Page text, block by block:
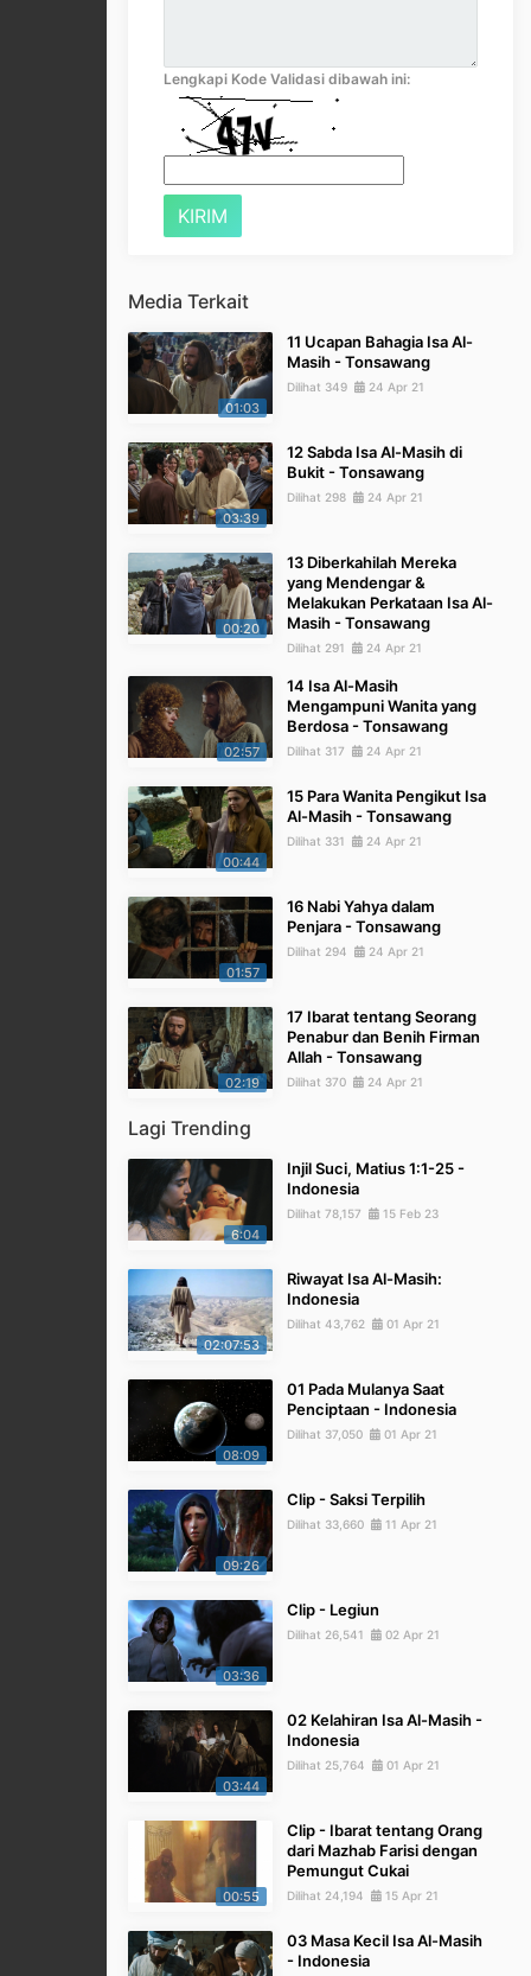
Lengkapi Kode Validasi dibawah ini:
Media Terkait
01:03
11 Ucapan Bahagia Isa Al-
Masih - Tonsawang
Dilihat 349 24 Apr 21
03:39
12 Sabda Isa Al-Masih di
Bukit - Tonsawang
Dilihat 298 24 Apr 21
00:20
13 Diberkahilah Mereka
yang Mendengar &
Melakukan Perkataan Isa Al-
Masih - Tonsawang
Dilihat 291 24 Apr 21
02:57
14 Isa Al-Masih
Mengampuni Wanita yang
Berdosa - Tonsawang
Dilihat 317 24 Apr 21
00:44
15 Para Wanita Pengikut Isa
Al-Masih - Tonsawang
Dilihat 331 24 Apr 21
01:57
16 Nabi Yahya dalam
Penjara - Tonsawang
Dilihat 294 24 Apr 21
02:19
17 Ibarat tentang Seorang
Penabur dan Benih Firman
Allah - Tonsawang
Dilihat 370 24 Apr 21
Lagi Trending
6:04
Injil Suci, Matius 1:1-25 -
Indonesia
Dilihat 78,157 15 Feb 23
02:07:53
Riwayat Isa Al-Masih:
Indonesia
Dilihat 43,762 01 Apr 21
08:09
01 Pada Mulanya Saat
Penciptaan - Indonesia
Dilihat 37,050 01 Apr 21
09:26
Clip - Saksi Terpilih
Dilihat 33,660 11 Apr 21
03:36
Clip - Legiun
Dilihat 26,541 02 Apr 21
03:44
02 Kelahiran Isa Al-Masih -
Indonesia
Dilihat 25,764 01 Apr 21
00:55
Clip - Ibarat tentang Orang
dari Mazhab Farisi dengan
Pemungut Cukai
Dilihat 24,194 15 Apr 21
03 Masa Kecil Isa Al-Masih
- Indonesia